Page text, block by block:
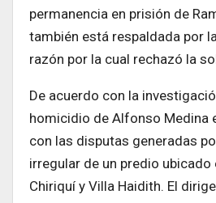
permanencia en prisión de
también está respaldada por
razón por la cual rechazó la
De acuerdo con la
homicidio de Alfonso Medina
con las disputas generadas
irregular de un predio
Chiriquí y Villa Haidith. El